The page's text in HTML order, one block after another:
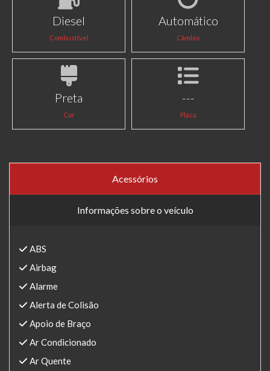
Diesel
Combustível
Automático
Câmbio
Preta
Cor
---
Placa
Acessórios
Informações sobre o veículo
ABS
Airbag
Alarme
Alerta de Colisão
Apoio de Braço
Ar Condicionado
Ar Quente